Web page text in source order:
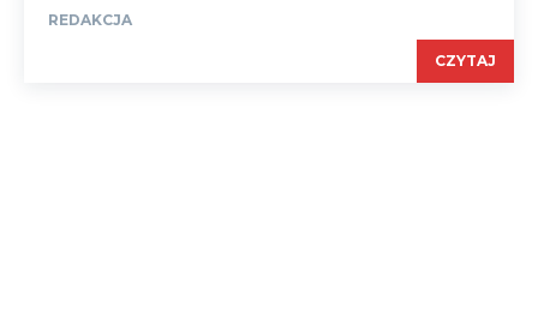
REDAKCJA
CZYTAJ